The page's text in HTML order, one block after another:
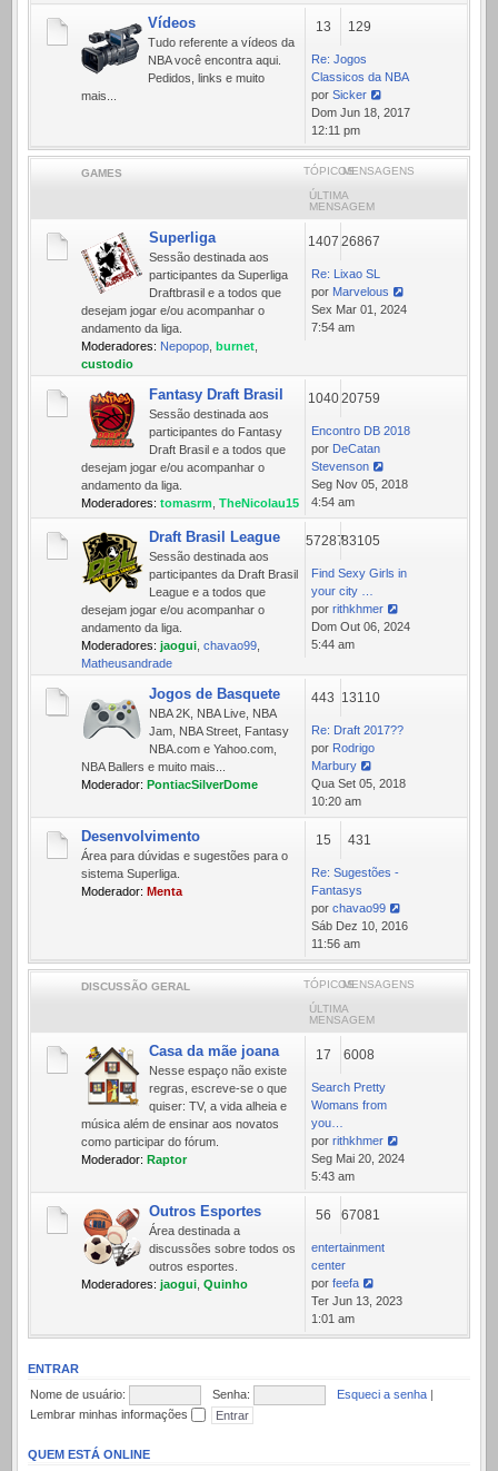
Vídeos
Tudo referente a ví­deos da
NBA você encontra aqui.
Pedidos, links e muito
mais...
13 129
Re: Jogos
Classicos da NBA
por Sicker
Ver
última
mensagem
Dom Jun 18, 2017
12:11 pm
GAMES TÓPICOSMENSAGENS
ÚLTIMA
MENSAGEM
Superliga
Sessão destinada aos
participantes da Superliga
Draftbrasil e a todos que
desejam jogar e/ou acompanhar o
andamento da liga.
Moderadores: Nepopop burnet
custodio
1407 26867
Re: Lixao SL
por Marvelous
Ver
última
Sex Mar 01, 2024
7:54 am
Fantasy Draft Brasil
Sessão destinada aos
participantes do Fantasy
Draft Brasil e a todos que
desejam jogar e/ou acompanhar o
andamento da liga.
Moderadores: tomasrm TheNicolau15
104020759
Encontro DB 2018
por DeCatan
Stevenson
Ver
última
mensagem
Seg Nov 05, 2018
4:54 am
Draft Brasil League
Sessão destinada aos
participantes da Draft Brasil
League e a todos que
desejam jogar e/ou acompanhar o
andamento da liga.
Moderadores: jaogui chavao99
Matheusandrade
5728783105
Find Sexy Girls in
your city …
por rithkhmer
Ver
última
Dom Out 06, 2024
5:44 am
Jogos de Basquete
NBA 2K, NBA Live, NBA
Jam, NBA Street, Fantasy
NBA.com e Yahoo.com,
NBA Ballers e muito mais...
Moderador: PontiacSilverDome
443 13110
Re: Draft 2017??
por Rodrigo
Marbury
Ver
última
mensagem
Qua Set 05, 2018
10:20 am
Desenvolvimento
Área para dúvidas e sugestões para o
sistema Superliga.
Moderador: Menta
15 431
Re: Sugestões -
Fantasys
por chavao99
Ver
última
mensagem
Sáb Dez 10, 2016
11:56 am
DISCUSSÃO GERAL TÓPICOSMENSAGENS
ÚLTIMA
MENSAGEM
Casa da mãe joana
Nesse espaço não existe
regras, escreve-se o que
quiser: TV, a vida alheia e
música além de ensinar aos novatos
como participar do fórum.
Moderador: Raptor
17 6008
Search Pretty
Womans from
you…
por rithkhmer
Ver
última
mensagem
Seg Mai 20, 2024
5:43 am
Outros Esportes
Área destinada a
discussões sobre todos os
outros esportes.
Moderadores: jaogui Quinho
56 67081
entertainment
center
por feefa
Ver
última
mensagem
Ter Jun 13, 2023
1:01 am
ENTRAR
Nome de usuário:
Senha: Esqueci a senha |
Lembrar minhas informações
QUEM ESTÁ ONLINE